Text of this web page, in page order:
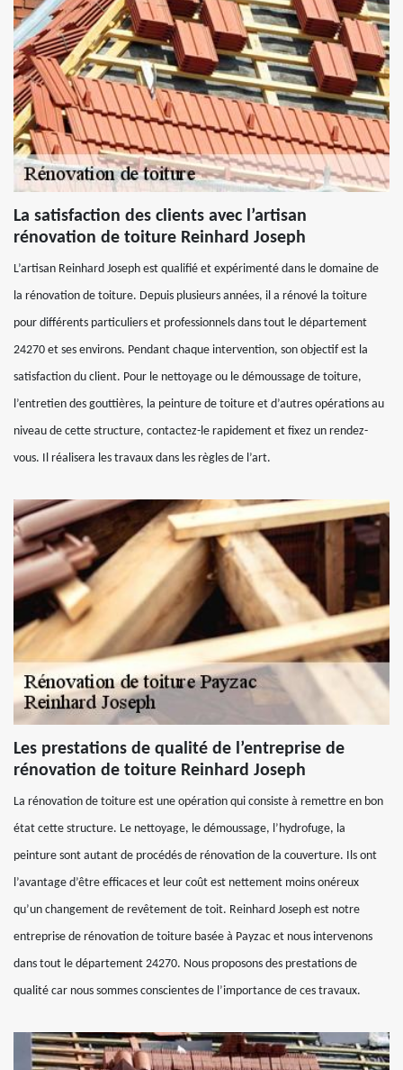
La satisfaction des clients avec l’artisan
rénovation de toiture Reinhard Joseph
L’artisan Reinhard Joseph est qualifié et expérimenté dans le domaine de
la rénovation de toiture. Depuis plusieurs années, il a rénové la toiture
pour différents particuliers et professionnels dans tout le département
24270 et ses environs. Pendant chaque intervention, son objectif est la
satisfaction du client. Pour le nettoyage ou le démoussage de toiture,
l’entretien des gouttières, la peinture de toiture et d’autres opérations au
niveau de cette structure, contactez-le rapidement et fixez un rendez-
vous. Il réalisera les travaux dans les règles de l’art.
Les prestations de qualité de l’entreprise de
rénovation de toiture Reinhard Joseph
La rénovation de toiture est une opération qui consiste à remettre en bon
état cette structure. Le nettoyage, le démoussage, l’hydrofuge, la
peinture sont autant de procédés de rénovation de la couverture. Ils ont
l’avantage d’être efficaces et leur coût est nettement moins onéreux
qu’un changement de revêtement de toit. Reinhard Joseph est notre
entreprise de rénovation de toiture basée à Payzac et nous intervenons
dans tout le département 24270. Nous proposons des prestations de
qualité car nous sommes conscientes de l’importance de ces travaux.